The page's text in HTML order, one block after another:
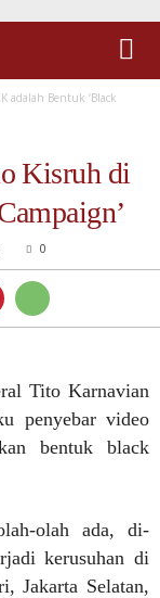
adalah Bentuk ‘Black
Kisruh di
0
Tito Karnavian
penyebar video
bentuk black
olah ada, di-
kerusuhan di
Jakarta Selatan,